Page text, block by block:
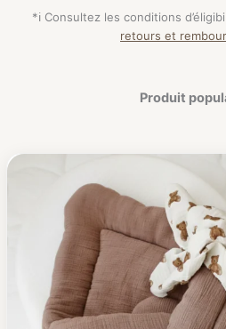
*ℹ️ Consultez les conditions
retours et
Produit